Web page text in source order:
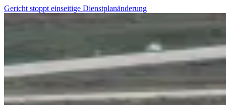
Gericht stoppt einseitige Dienstplanänderung